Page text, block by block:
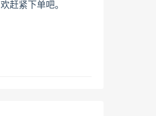
欢赶紧下单吧。